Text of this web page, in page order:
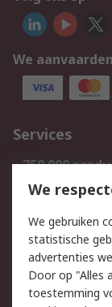
We aanvaarden
Services
750.000
Bestellen
Track & Trace
Wettelijk
We
We gebruiken
statistische
advertenties
Door op "Alles
toestemming